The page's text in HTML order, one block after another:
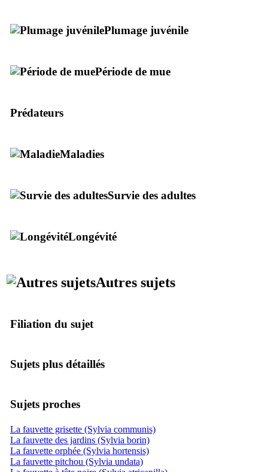
Plumage juvénile
Période de mue
Prédateurs
Maladies
Survie des adultes
Longévité
Autres sujets
Filiation du sujet
Sujets plus détaillés
Sujets proches
La fauvette grisette (Sylvia communis)
La fauvette des jardins (Sylvia borin)
La fauvette orphée (Sylvia hortensis)
La fauvette pitchou (Sylvia undata)